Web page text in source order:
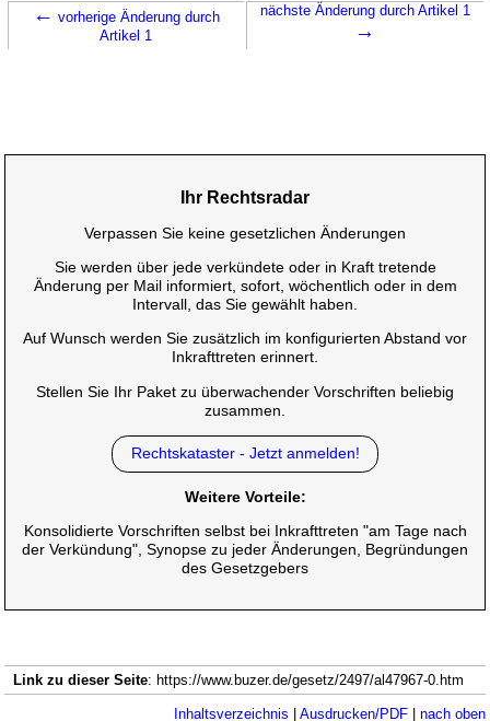
← vorherige Änderung durch
Artikel 1
nächste Änderung durch Artikel 1
→
Ihr Rechtsradar
Verpassen Sie keine gesetzlichen Änderungen
Sie werden über jede verkündete oder in Kraft tretende
Änderung per Mail informiert, sofort, wöchentlich oder in dem
Intervall, das Sie gewählt haben.
Auf Wunsch werden Sie zusätzlich im konfigurierten Abstand vor
Inkrafttreten erinnert.
Stellen Sie Ihr Paket zu überwachender Vorschriften beliebig
zusammen.
Rechtskataster - Jetzt anmelden!
Weitere Vorteile:
Konsolidierte Vorschriften selbst bei Inkrafttreten "am Tage nach
der Verkündung", Synopse zu jeder Änderungen, Begründungen
des Gesetzgebers
Link zu dieser Seite: https://www.buzer.de/gesetz/2497/al47967-0.htm
Inhaltsverzeichnis Ausdrucken/PDF| nach oben